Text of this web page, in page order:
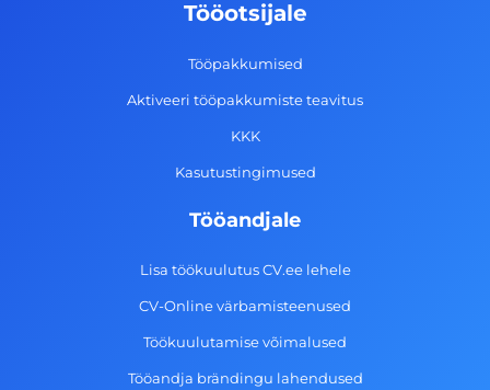
-
r
a
m
i
n
Tööotsijale
Tööpakkumised
Aktiveeri tööpakkumiste teavitus
KKK
Kasutustingimused
Tööandjale
Lisa töökuulutus CV.ee lehele
CV-Online värbamisteenused
Töökuulutamise võimalused
Tööandja brändingu lahendused